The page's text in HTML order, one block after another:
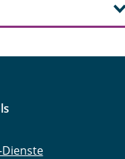
Dienste